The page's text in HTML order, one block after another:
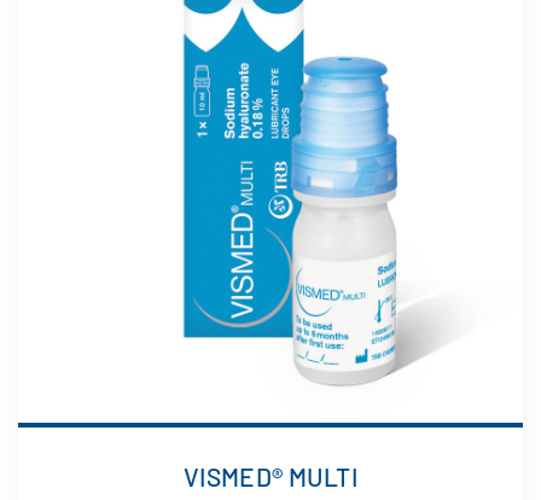
VISMED® MULTI